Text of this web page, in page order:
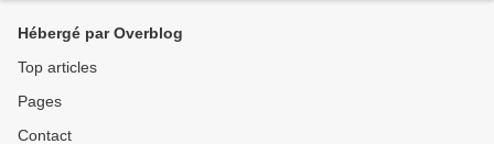
Hébergé par Overblog
Top articles
Pages
Contact